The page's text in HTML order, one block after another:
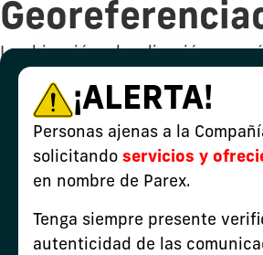
La ubicación o localización
forma de localización en un
continuación, podrá conocer de
ubicación y georreferenciación
autorizado por la Autoridad
desarrollo de las actividades de
Cabrestero_Desp_LAV0084-
¡ALERTA!
Personas ajenas a la
solicitando servicios y
en nombre de Parex.
Tenga siempre presente
autenticidad de las